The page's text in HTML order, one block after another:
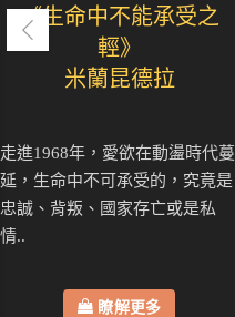
《生命中不能承受之
輕》
米蘭昆德拉
走進1968年，愛欲在動盪時代蔓
延，生命中不可承受的，究竟是
忠誠、背叛、國家存亡或是私
情..
瞭解更多